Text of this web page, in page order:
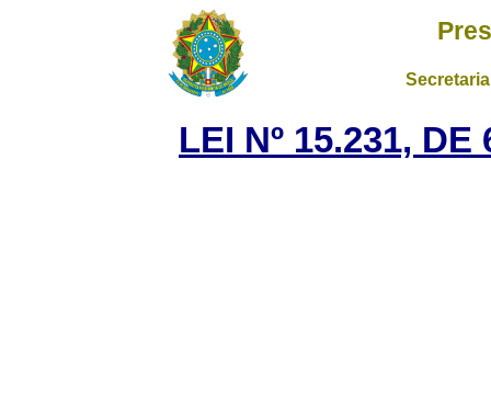
LEI Nº 15.231,